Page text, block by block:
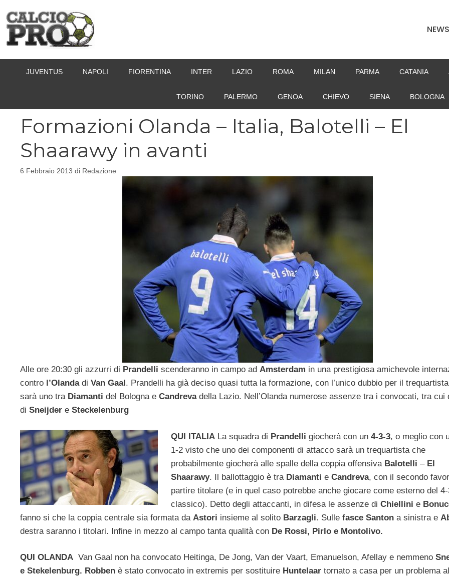
contenuto
NEWS
JUVENTUS NAPOLI FIORENTINA INTER LAZIO ROMA MILAN PARMA CATANIA
TORINO PALERMO GENOA CHIEVO SIENA BOLOGNA
Formazioni Olanda – Italia, Balotelli – El
Shaarawy in avanti
6 Febbraio 2013 di Redazione
Alle ore 20:30 gli azzurri di Prandelli scenderanno in campo ad Amsterdam in una prestigiosa amichevole
contro l’Olandadi Van Gaal . Prandelli ha già deciso quasi tutta la formazione, con l’unico dubbio per il
sarà uno tra Diamanti del Bologna e Candrevadella Lazio. Nell’Olanda numerose assenze tra i convocati, tra cui
di Sneijder e Steckelenburg
QUI ITALIALa squadra di Prandelli giocherà con un 4-3-3, o meglio con
1-2 visto che uno dei componenti di attacco sarà un trequartista che
probabilmente giocherà alle spalle della coppia offensiva Balotelli – El
Shaarawy. Il ballottaggio è tra Diamanti e Candreva, con il secondo
partire titolare (e in quel caso potrebbe anche giocare come esterno del
classico). Detto degli attaccanti, in difesa le assenze di Chiellini e
fanno si che la coppia centrale sia formata da Astori insieme al solito Barzagli. Sulle fasce Santon a sinistra e
destra saranno i titolari. Infine in mezzo al campo tanta qualità con De Rossi, Pirlo e Montolivo.
QUI OLANDA Van Gaal non ha convocato Heitinga, De Jong, Van der Vaart, Emanuelson, Afellay e nemmeno
e Stekelenburg. Robben è stato convocato in extremis per sostituire Huntelaar tornato a casa per un problema